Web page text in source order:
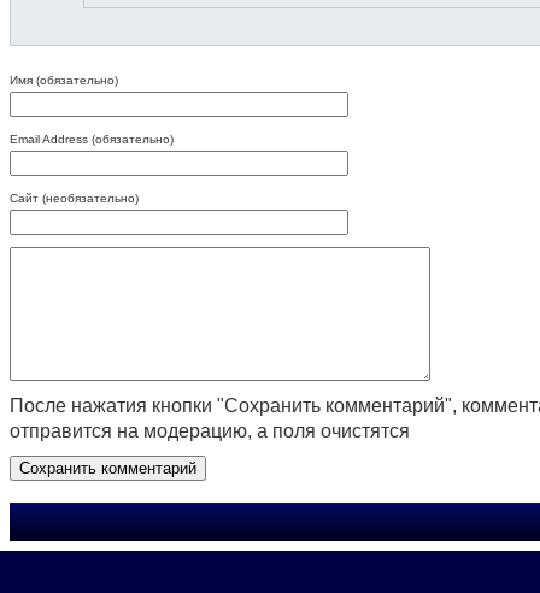
Имя (обязательно)
Email Address (обязательно)
Сайт (необязательно)
После нажатия кнопки "Сохранить комментарий",
отправится на модерацию, а поля очистятся